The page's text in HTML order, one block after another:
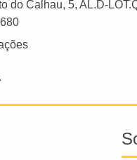
do Calhau, 5, AL.D-